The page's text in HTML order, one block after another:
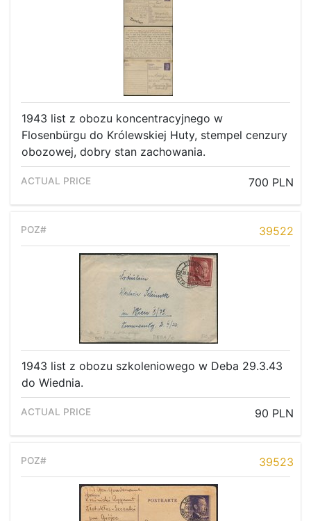
1943 list z obozu koncentracyjnego w
Flosenbürgu do Królewskiej Huty, stempel cenzury
obozowej, dobry stan zachowania.
700 PLN
39522
1943 list z obozu szkoleniowego w Deba 29.3.43
do Wiednia.
90 PLN
39523